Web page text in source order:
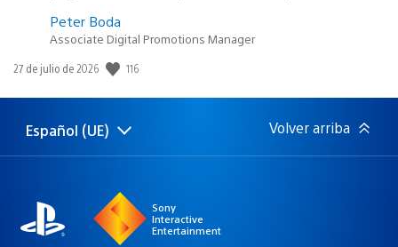
Peter Boda
Associate Digital Promotions Manager
Fecha
publicación:
27 de julio de 2026 116
Selecciona
Región
Español (UE) Volver arriba
Sony
Interactive
Entertainment